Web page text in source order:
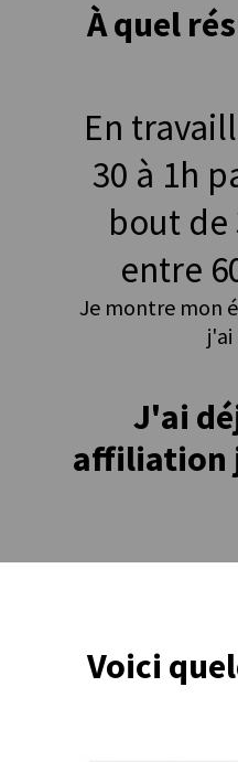
À quel
En
30 à 1h
bout de
entre
Je montre mon
j'ai
J'ai
affiliation
Voici